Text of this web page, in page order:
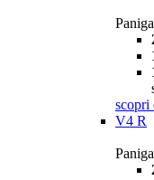
scopri
V4 R